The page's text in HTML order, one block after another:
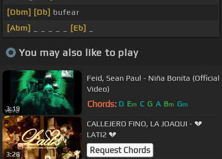
[Dbm] [Db] bufear
[Abm]
[Eb]
You may also like to play
3:19
Feid, Sean Paul - Niña Bonita (Official
Video)
Chords: D Em C G A Bm Gm
3:28
CALLEJERO FINO, LA JOAQUI - 💔
LATI2 💔
Request Chords